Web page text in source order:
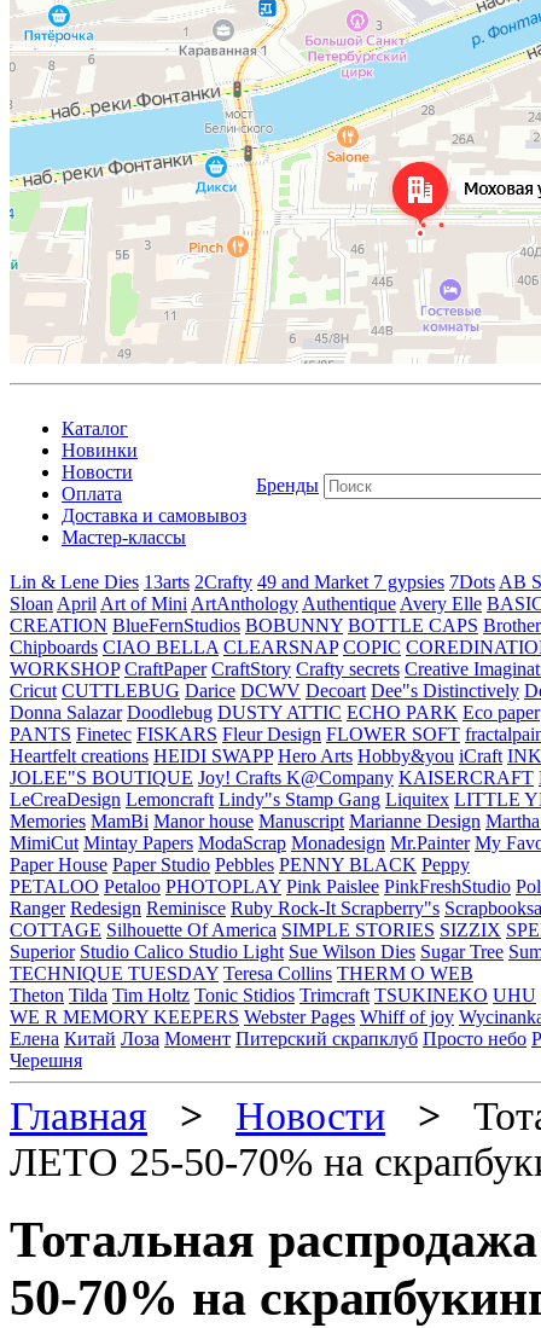
Каталог
Новинки
Новости
Оплата
Доставка и самовывоз
Мастер-классы
Бренды
Lin & Lene Dies 13arts 2Crafty 49 and Market 7 gypsies 7Dots AB
Sloan April Art of Mini ArtAnthology Authentique Avery Elle
CREATION BlueFernStudios BOBUNNY BOTTLE CAPS Brother
Chipboards CIAO BELLA CLEARSNAP COPIC
WORKSHOP CraftPaper CraftStory Crafty secrets Creative
Cricut CUTTLEBUG Darice DCWV Decoart Dee"s Distinctively
Donna Salazar Doodlebug DUSTY ATTIC ECHO PARK Eco paper
PANTS Finetec FISKARS Fleur Design FLOWER SOFT
Heartfelt creations HEIDI SWAPP Hero Arts Hobby&you iCraft
JOLEE"S BOUTIQUE Joy! Crafts K@Company KAISERCRAFT
LeCreaDesign Lemoncraft Lindy"s Stamp Gang Liquitex LITTLE
Memories MamBi Manor house Manuscript Marianne Design
MimiCut Mintay Papers ModaScrap Monadesign Mr.Painter My
Paper House Paper Studio Pebbles PENNY BLACK Peppy
PETALOO Petaloo PHOTOPLAY Pink Paislee PinkFreshStudio
Ranger Redesign Reminisce Ruby Rock-It Scrapberry"s
COTTAGE Silhouette Of America SIMPLE STORIES SIZZIX
Superior Studio Calico Studio Light Sue Wilson Dies Sugar Tree
TECHNIQUE TUESDAY Teresa Collins THERM O WEB
Theton Tilda Tim Holtz Tonic Stidios Trimcraft TSUKINEKO UHU
WE R MEMORY KEEPERS Webster Pages Whiff of joy
Елена Китай Лоза Момент Питерский скрапклуб Просто небо
Черешня
Главная > Новости >
ЛЕТО 25-50-70% на
Тотальная
50-70% на